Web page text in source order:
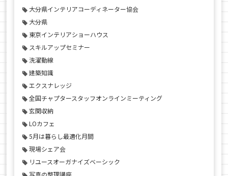
大分県インテリアコーディネーター協会
大分県
東京インテリアショーハウス
スキルアップセミナー
洗濯動線
建築知識
エクスナレッジ
全国チャプタースタッフオンラインミーティング
玄関収納
LOカフェ
5月は暮らし最適化月間
現場シェア会
リユースオーガナイズベーシック
写真の整理講座